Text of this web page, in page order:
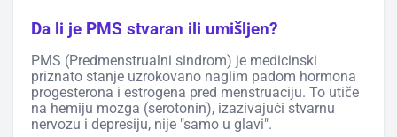
Da li je PMS stvaran ili umišljen?
PMS (Predmenstrualni sindrom) je medicinski
priznato stanje uzrokovano naglim padom hormona
progesterona i estrogena pred menstruaciju. To utiče
na hemiju mozga (serotonin), izazivajući stvarnu
nervozu i depresiju, nije "samo u glavi".